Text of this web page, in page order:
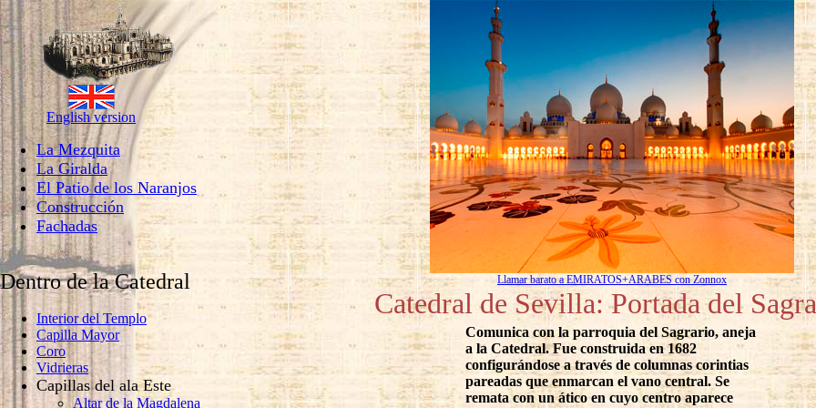
Llamar barato a EMIRATOS+ARABES con Zonnox
English version
La Mezquita
La Giralda
El Patio de los Naranjos
Construcción
Fachadas
Dentro de la Catedral
Interior del Templo
Capilla Mayor
Coro
Vidrieras
Capillas del ala Este
Altar de la Magdalena
Catedral de Sevilla: Portada del
Comunica con la parroquia del Sagrario, aneja
a la Catedral. Fue construida en 1682
configurándose a través de columnas corintias
pareadas que enmarcan el vano central. Se
remata con un ático en cuyo centro aparece